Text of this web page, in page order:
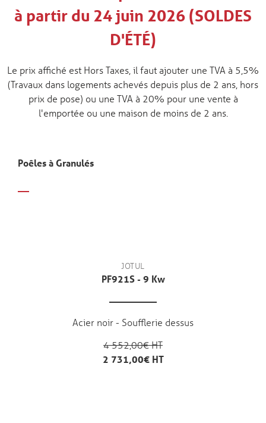
à partir du 24 juin 2026 (SOLDES
D'ÉTÉ)
Le prix affiché est Hors Taxes, il faut ajouter une TVA à 5,5%
(Travaux dans logements achevés depuis plus de 2 ans, hors
prix de pose) ou une TVA à 20% pour une vente à
l'emportée ou une maison de moins de 2 ans.
Poêles à Granulés
JOTUL
PF921S - 9 Kw
Acier noir - Soufflerie dessus
4 552,00€ HT
2 731,00€ HT